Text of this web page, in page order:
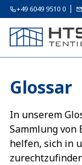
+49 6049 9510 0
Glossar
In unserem
Sammlung
helfen, sich in